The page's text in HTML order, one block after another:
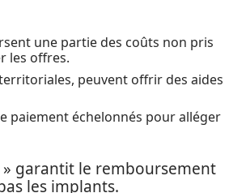
une partie des coûts non pris
les offres.
peuvent offrir des aides
paiement échelonnés pour alléger
garantit le remboursement
les implants.